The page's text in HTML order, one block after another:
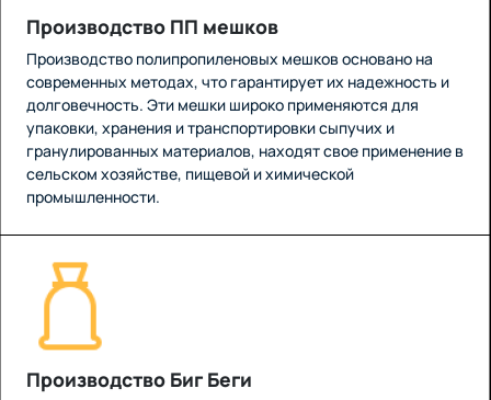
Производство ПП мешков
Производство полипропиленовых мешков основано на
современных методах, что гарантирует их надежность и
долговечность. Эти мешки широко применяются для
упаковки, хранения и транспортировки сыпучих и
гранулированных материалов, находят свое применение в
сельском хозяйстве, пищевой и химической
промышленности.
Производство Биг Беги